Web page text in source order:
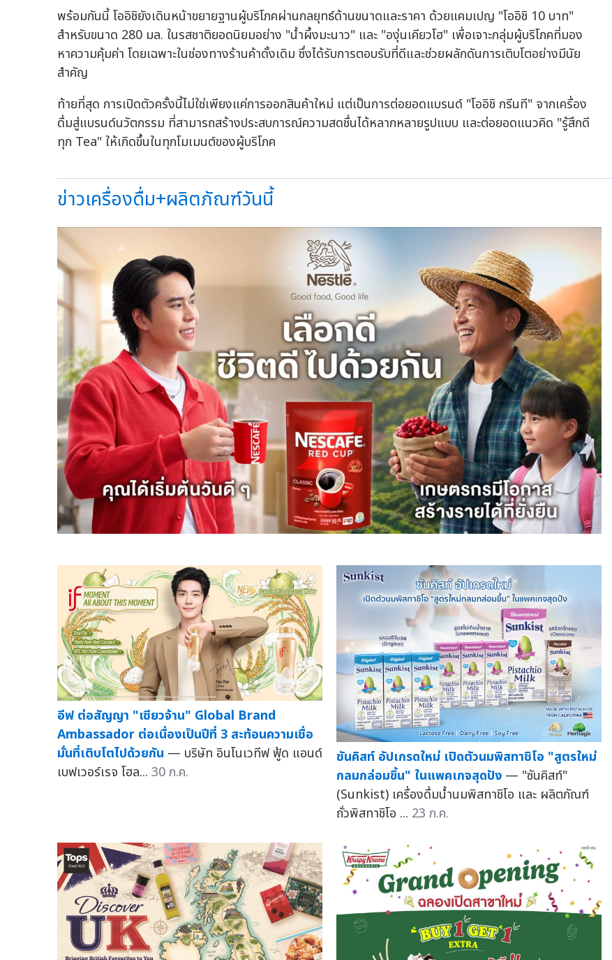
พร้อมกันนี้ โออิชิยังเดินหน้าขยายฐานผู้บริโภคผ่านกลยุทธ์ด้านขนาดและราคา ด้วยแคมเปญ "โออิชิ 10 บาท"
สำหรับขนาด 280 มล. ในรสชาติยอดนิยมอย่าง "น้ำผึ้งมะนาว" และ "องุ่นเคียวโฮ" เพื่อเจาะกลุ่มผู้บริโภคที่มอง
หาความคุ้มค่า โดยเฉพาะในช่องทางร้านค้าดั้งเดิม ซึ่งได้รับการตอบรับที่ดีและช่วยผลักดันการเติบโตอย่างมีนัย
สำคัญ
ท้ายที่สุด การเปิดตัวครั้งนี้ไม่ใช่เพียงแค่การออกสินค้าใหม่ แต่เป็นการต่อยอดแบรนด์ "โออิชิ กรีนที" จากเครื่อง
ดื่มสู่แบรนด์นวัตกรรม ที่สามารถสร้างประสบการณ์ความสดชื่นได้หลากหลายรูปแบบ และต่อยอดแนวคิด "รู้สึกดี
ทุก Tea" ให้เกิดขึ้นในทุกโมเมนต์ของผู้บริโภค
ข่าวเครื่องดื่ม+ผลิตภัณฑ์วันนี้
อีฟ ต่อสัญญา "เซียวจ้าน" Global Brand
Ambassador ต่อเนื่องเป็นปีที่ 3 สะท้อนความเชื่อ
มั่นที่เติบโตไปด้วยกัน — บริษัท อินโนเวทีฟ ฟู้ด แอนด์
เบฟเวอร์เรจ โฮล... 30 ก.ค.
ซันคิสท์ อัปเกรดใหม่ เปิดตัวนมพิสทาชิโอ "สูตรใหม่
กลมกล่อมขึ้น" ในแพคเกจสุดปัง — "ซันคิสท์"
(Sunkist) เครื่องดื่มน้ำนมพิสทาชิโอ และ ผลิตภัณฑ์
ถั่วพิสทาชิโอ ... 23 ก.ค.